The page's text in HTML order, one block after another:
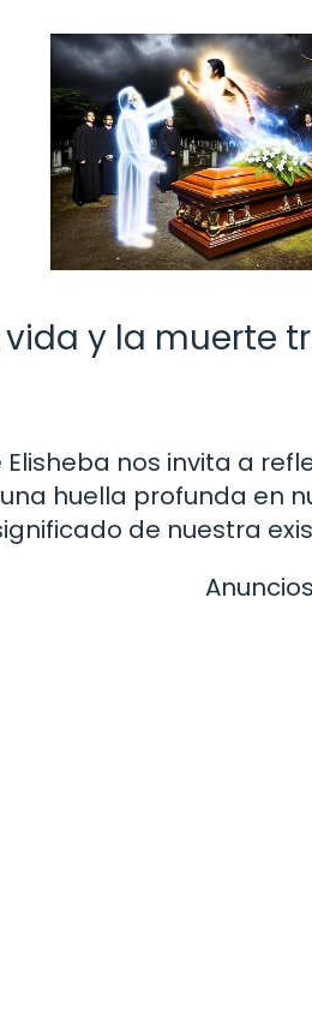
y la muerte
Elisheba nos invita a
huella profunda en
de nuestra
Anuncios